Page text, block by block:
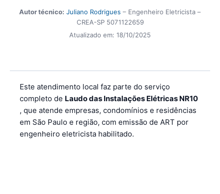
Autor técnico: Juliano Rodrigues – Engenheiro Eletricista –
CREA-SP 5071122659
Atualizado em: 18/10/2025
Este atendimento local faz parte do serviço
completo de Laudo das Instalações Elétricas NR10
, que atende empresas, condomínios e residências
em São Paulo e região, com emissão de ART por
engenheiro eletricista habilitado.